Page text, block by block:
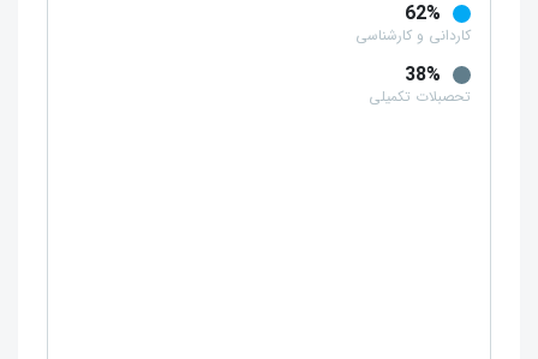
62%
کاردانی و کارشناسی
38%
تحصبلات تکمیلی